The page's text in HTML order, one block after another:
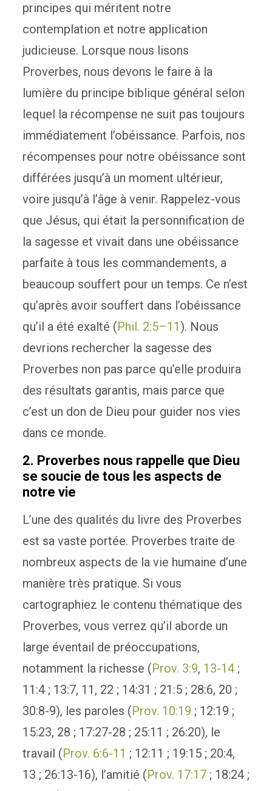
principes qui méritent notre
contemplation et notre application
judicieuse. Lorsque nous lisons
Proverbes, nous devons le faire à la
lumière du principe biblique général selon
lequel la récompense ne suit pas toujours
immédiatement l’obéissance. Parfois, nos
récompenses pour notre obéissance sont
différées jusqu’à un moment ultérieur,
voire jusqu’à l’âge à venir. Rappelez-vous
que Jésus, qui était la personnification de
la sagesse et vivait dans une obéissance
parfaite à tous les commandements, a
beaucoup souffert pour un temps. Ce n’est
qu’après avoir souffert dans l’obéissance
qu’il a été exalté (Phil. 2:5–11). Nous
devrions rechercher la sagesse des
Proverbes non pas parce qu’elle produira
des résultats garantis, mais parce que
c’est un don de Dieu pour guider nos vies
dans ce monde.
2. Proverbes nous rappelle que Dieu
se soucie de tous les aspects de
notre vie
L’une des qualités du livre des Proverbes
est sa vaste portée. Proverbes traite de
nombreux aspects de la vie humaine d’une
manière très pratique. Si vous
cartographiez le contenu thématique des
Proverbes, vous verrez qu’il aborde un
large éventail de préoccupations,
notamment la richesse (Prov. 3:9, 13-14;
11:4 ; 13:7, 11, 22 ; 14:31 ; 21:5 ; 28:6, 20 ;
30:8-9), les paroles (Prov. 10:19 ; 12:19 ;
15:23, 28 ; 17:27-28 ; 25:11 ; 26:20), le
travail (Prov. 6:6-11 ; 12:11 ; 19:15 ; 20:4,
13 ; 26:13-16), l’amitié (Prov. 17:17; 18:24 ;